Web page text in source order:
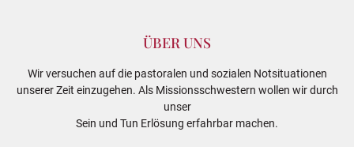
ÜBER UNS
Wir versuchen auf die pastoralen und sozialen Notsituationen
unserer Zeit einzugehen. Als Missionsschwestern wollen wir durch
unser
Sein und Tun Erlösung erfahrbar machen.